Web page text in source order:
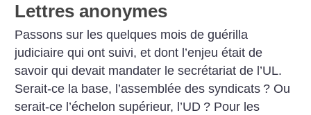
Lettres anonymes
Passons sur les quelques mois de guérilla
judiciaire qui ont suivi, et dont l’enjeu était de
savoir qui devait mandater le secrétariat de l’UL.
Serait-ce la base, l’assemblée des syndicats ? Ou
serait-ce l’échelon supérieur, l’UD ? Pour les